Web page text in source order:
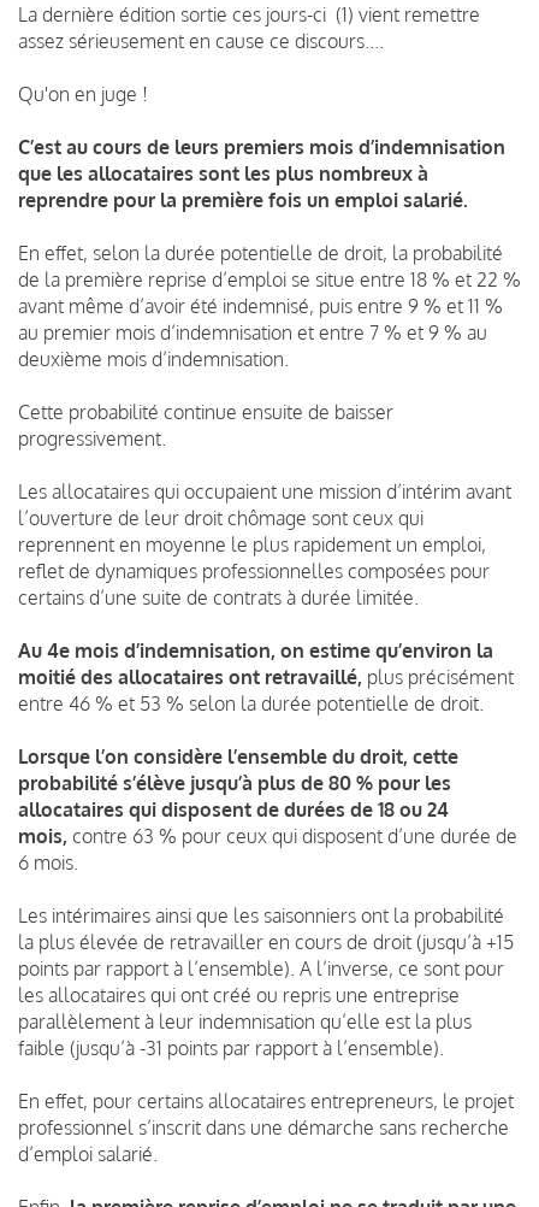
La dernière édition sortie ces jours-ci (1) vient remettre
assez sérieusement en cause ce discours....
Qu'on en juge !
C’est au cours de leurs premiers mois d’indemnisation
que les allocataires sont les plus nombreux à
reprendre pour la première fois un emploi salarié.
En effet, selon la durée potentielle de droit, la probabilité
de la première reprise d’emploi se situe entre 18 % et 22 %
avant même d’avoir été indemnisé, puis entre 9 % et 11 %
au premier mois d’indemnisation et entre 7 % et 9 % au
deuxième mois d’indemnisation.
Cette probabilité continue ensuite de baisser
progressivement.
Les allocataires qui occupaient une mission d’intérim avant
l’ouverture de leur droit chômage sont ceux qui
reprennent en moyenne le plus rapidement un emploi,
reflet de dynamiques professionnelles composées pour
certains d’une suite de contrats à durée limitée.
Au 4e mois d’indemnisation, on estime qu’environ la
moitié des allocataires ont retravaillé, plus précisément
entre 46 % et 53 % selon la durée potentielle de droit.
Lorsque l’on considère l’ensemble du droit, cette
probabilité s’élève jusqu’à plus de 80 % pour les
allocataires qui disposent de durées de 18 ou 24
mois, contre 63 % pour ceux qui disposent d’une durée de
6 mois.
Les intérimaires ainsi que les saisonniers ont la probabilité
la plus élevée de retravailler en cours de droit (jusqu’à +15
points par rapport à l’ensemble). A l’inverse, ce sont pour
les allocataires qui ont créé ou repris une entreprise
parallèlement à leur indemnisation qu’elle est la plus
faible (jusqu’à -31 points par rapport à l’ensemble).
En effet, pour certains allocataires entrepreneurs, le projet
professionnel s’inscrit dans une démarche sans recherche
d’emploi salarié.